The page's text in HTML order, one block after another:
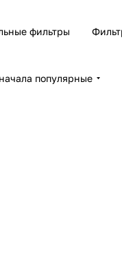
фильтры
популярные